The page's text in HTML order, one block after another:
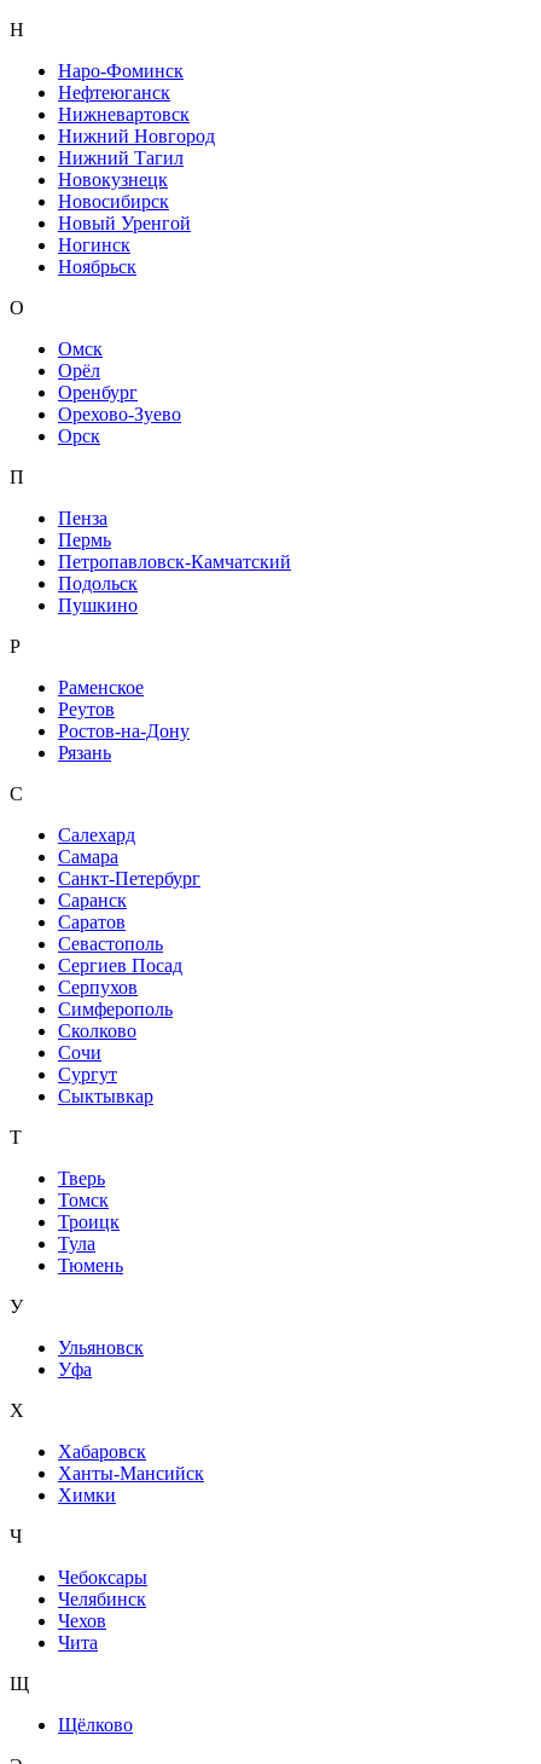
Н
Наро-Фоминск
Нефтеюганск
Нижневартовск
Нижний Новгород
Нижний Тагил
Новокузнецк
Новосибирск
Новый Уренгой
Ногинск
Ноябрьск
О
Омск
Орёл
Оренбург
Орехово-Зуево
Орск
П
Пенза
Пермь
Петропавловск-Камчатский
Подольск
Пушкино
Р
Раменское
Реутов
Ростов-на-Дону
Рязань
С
Салехард
Самара
Санкт-Петербург
Саранск
Саратов
Севастополь
Сергиев Посад
Серпухов
Симферополь
Сколково
Сочи
Сургут
Сыктывкар
Т
Тверь
Томск
Троицк
Тула
Тюмень
У
Ульяновск
Уфа
Х
Хабаровск
Ханты-Мансийск
Химки
Ч
Чебоксары
Челябинск
Чехов
Чита
Щ
Щёлково